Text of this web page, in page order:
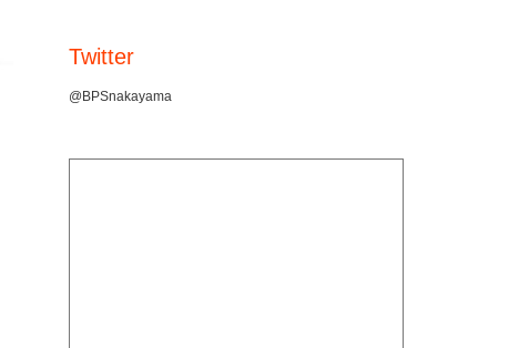
Twitter
@BPSnakayama